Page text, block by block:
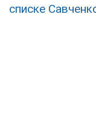
списке